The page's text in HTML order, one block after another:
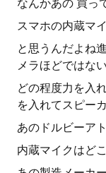
なんかあの 買っ
スマホの内蔵マ
と思うんだよね
メラほどではな
どの程度力を入
を入れてスピー
あのドルビーア
内蔵マイクはど